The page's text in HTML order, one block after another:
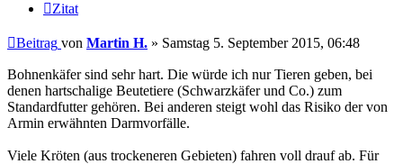
Zitat
Beitrag von Martin H. » Samstag 5. September 2015, 06:48
Bohnenkäfer sind sehr hart. Die würde ich nur Tieren geben, bei
denen hartschalige Beutetiere (Schwarzkäfer und Co.) zum
Standardfutter gehören. Bei anderen steigt wohl das Risiko der von
Armin erwähnten Darmvorfälle.
Viele Kröten (aus trockeneren Gebieten) fahren voll drauf ab. Für